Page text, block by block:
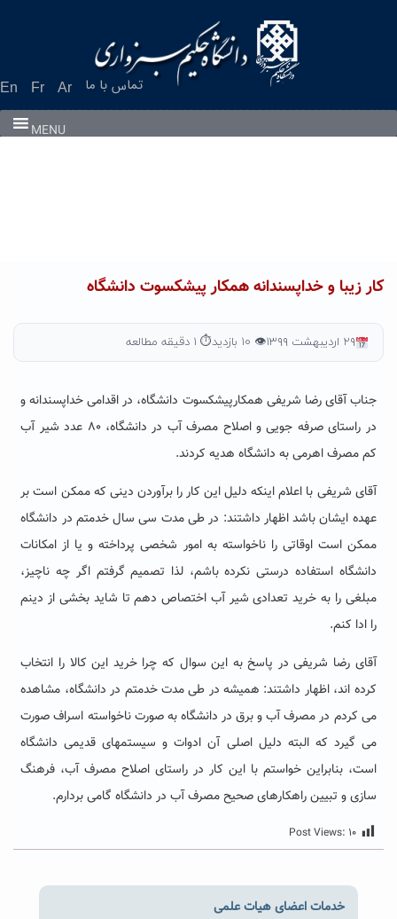
En Fr Ar تماس با ما
MENU
کار زیبا و خداپسندانه همکار پیشکسوت دانشگاه
۲۹ اردیبهشت ۱۳۹۹ 👁 ۱۰ بازدید ⏱ ۱ دقیقه مطالعه
جناب آقای رضا شریفی همکارپیشکسوت دانشگاه، در اقدامی خداپسندانه و
در راستای صرفه جویی و اصلاح مصرف آب در دانشگاه، ۸۰ عدد شیر آب
کم مصرف اهرمی به دانشگاه هدیه کردند.
آقای شریفی با اعلام اینکه دلیل این کار را برآوردن دینی که ممکن است بر
عهده ایشان باشد اظهار داشتند: در طی مدت سی سال خدمتم در دانشگاه
ممکن است اوقاتی را ناخواسته به امور شخصی پرداخته و یا از امکانات
دانشگاه استفاده درستی نکرده باشم، لذا تصمیم گرفتم اگر چه ناچیز،
مبلغی را به خرید تعدادی شیر آب اختصاص دهم تا شاید بخشی از دینم
را ادا کنم.
آقای رضا شریفی در پاسخ به این سوال که چرا خرید این کالا را انتخاب
کرده اند، اظهار داشتند: همیشه در طی مدت خدمتم در دانشگاه، مشاهده
می کردم در مصرف آب و برق در دانشگاه به صورت ناخواسته اسراف صورت
می گیرد که البته دلیل اصلی آن ادوات و سیستمهای قدیمی دانشگاه
است، بنابراین خواستم با این کار در راستای اصلاح مصرف آب، فرهنگ
سازی و تبیین راهکارهای صحیح مصرف آب در دانشگاه گامی بردارم.
Post Views: ۱۰
خدمات اعضای هیات علمی